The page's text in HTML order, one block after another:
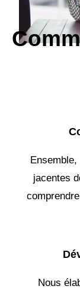
jacentes
Nous